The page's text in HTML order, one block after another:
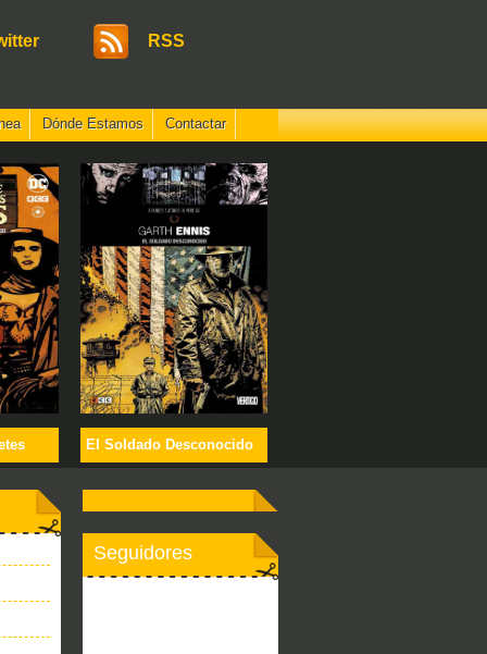
RSS
Dónde Estamos Contactar
El Soldado Desconocido
Seguidores